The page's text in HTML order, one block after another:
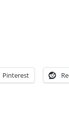
Pinterest